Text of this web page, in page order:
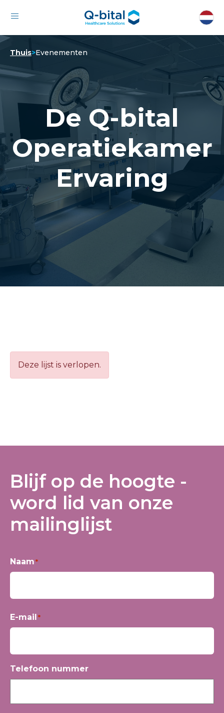
Thuis>Evenementen
De Q-bital
Operatiekamer
Ervaring
Deze lijst is verlopen.
Blijf op de hoogte -
word lid van onze
mailinglijst
Naam*
E-mail *
Telefoon nummer